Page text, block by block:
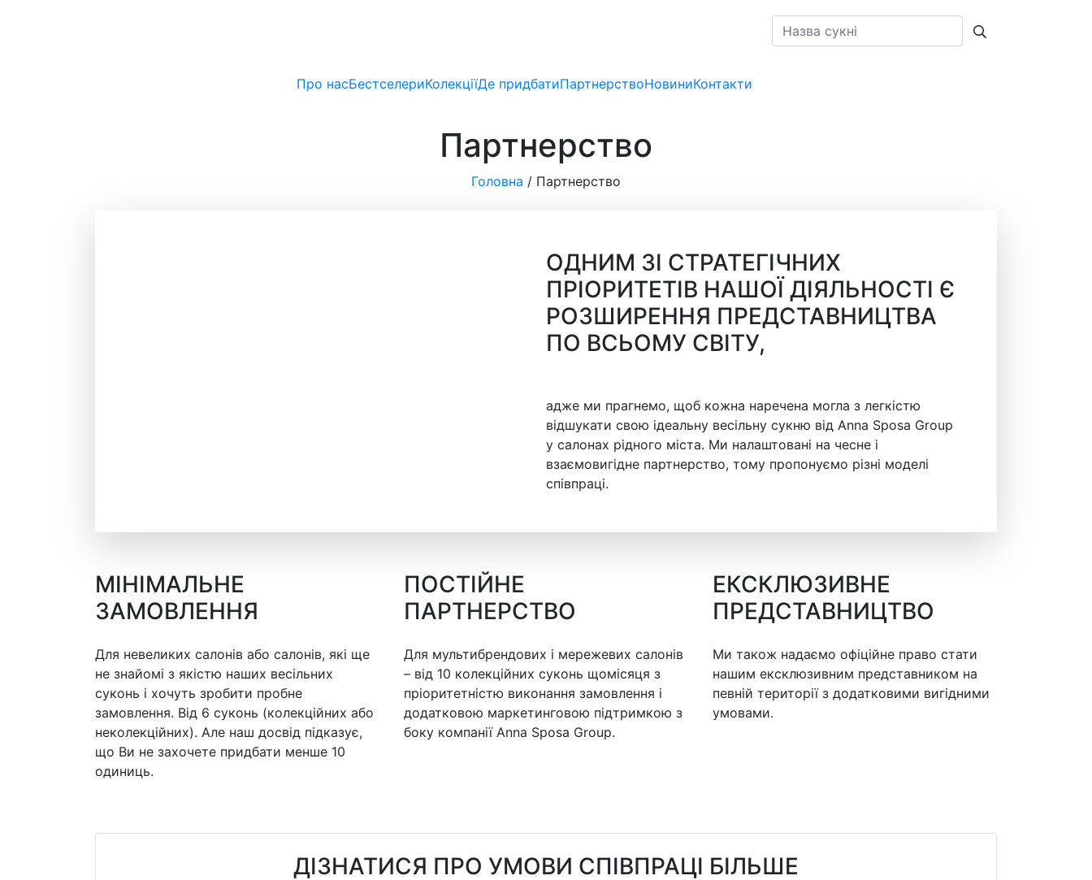
Про насБестселериКолекціїДе придбатиПартнерствоНовиниКонтакти
Партнерство
Головна / Партнерство
ОДНИМ ЗІ СТРАТЕГІЧНИХ
ПРІОРИТЕТІВ НАШОЇ ДІЯЛЬНОСТІ Є
РОЗШИРЕННЯ ПРЕДСТАВНИЦТВА
ПО ВСЬОМУ СВІТУ,
адже ми прагнемо, щоб кожна наречена могла з легкістю
відшукати свою ідеальну весільну сукню від Anna Sposa Group
у салонах рідного міста. Ми налаштовані на чесне і
взаємовигідне партнерство, тому пропонуємо різні моделі
співпраці.
МІНІМАЛЬНЕ
ЗАМОВЛЕННЯ
Для невеликих салонів або салонів, які ще
не знайомі з якістю наших весільних
суконь і хочуть зробити пробне
замовлення. Від 6 суконь (колекційних або
неколекційних). Але наш досвід підказує,
що Ви не захочете придбати менше 10
одиниць.
ПОСТІЙНЕ
ПАРТНЕРСТВО
Для мультибрендових і мережевих салонів
– від 10 колекційних суконь щомісяця з
пріоритетністю виконання замовлення і
додатковою маркетинговою підтримкою з
боку компанії Anna Sposa Group.
ЕКСКЛЮЗИВНЕ
ПРЕДСТАВНИЦТВО
Ми також надаємо офіційне право стати
нашим ексклюзивним представником на
певній території з додатковими вигідними
умовами.
ДІЗНАТИСЯ ПРО УМОВИ СПІВПРАЦІ БІЛЬШЕ